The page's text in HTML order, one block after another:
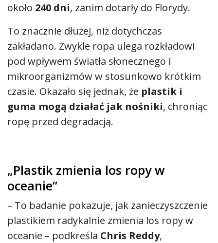
około 240 dni, zanim dotarły do Florydy.
To znacznie dłużej, niż dotychczas
zakładano. Zwykle ropa ulega rozkładowi
pod wpływem światła słonecznego i
mikroorganizmów w stosunkowo krótkim
czasie. Okazało się jednak, że plastik i
guma mogą działać jak nośniki, chroniąc
ropę przed degradacją.
„Plastik zmienia los ropy w
oceanie”
– To badanie pokazuje, jak zanieczyszczenie
plastikiem radykalnie zmienia los ropy w
oceanie – podkreśla Chris Reddy,